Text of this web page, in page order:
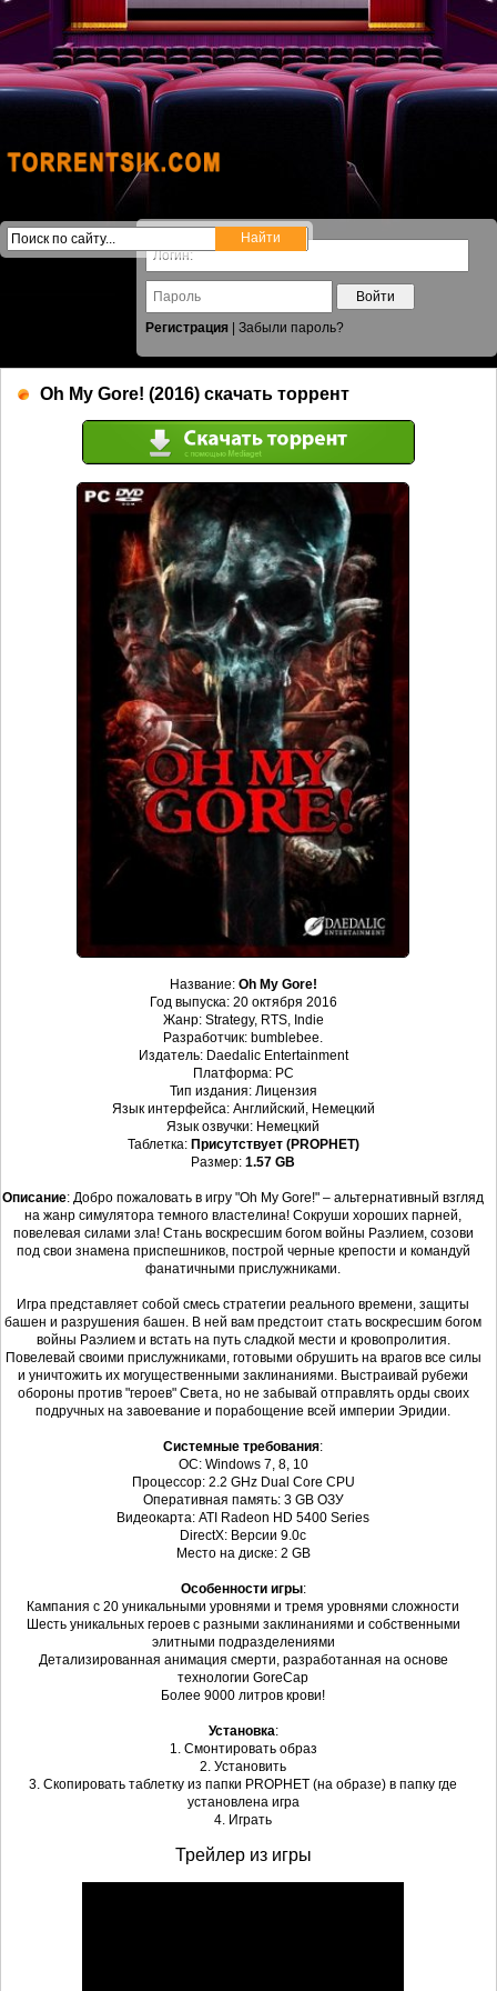
Войти
Регистрация
Забыли пароль?
Oh My Gore! (2016) скачать торрент
Название: Oh My Gore!
Год выпуска: 20 октября 2016
Жанр: Strategy, RTS, Indie
Разработчик: bumblebee.
Издатель: Daedalic Entertainment
Платформа: PC
Тип издания: Лицензия
Язык интерфейса: Английский, Немецкий
Язык озвучки: Немецкий
Таблетка: Присутствует (PROPHET)
Размер: 1.57 GB
Описание: Добро пожаловать в игру "Oh My Gore!" – альтернативный взгляд
на жанр симулятора темного властелина! Сокруши хороших парней,
повелевая силами зла! Стань воскресшим богом войны Раэлием, созови
под свои знамена приспешников, построй черные крепости и командуй
фанатичными прислужниками.
Игра представляет собой смесь стратегии реального времени, защиты
башен и разрушения башен. В ней вам предстоит стать воскресшим богом
войны Раэлием и встать на путь сладкой мести и кровопролития.
Повелевай своими прислужниками, готовыми обрушить на врагов все силы
и уничтожить их могущественными заклинаниями. Выстраивай рубежи
обороны против "героев" Света, но не забывай отправлять орды своих
подручных на завоевание и порабощение всей империи Эридии.
Системные требования:
ОС: Windows 7, 8, 10
Процессор: 2.2 GHz Dual Core CPU
Оперативная память: 3 GB ОЗУ
Видеокарта: ATI Radeon HD 5400 Series
DirectX: Версии 9.0c
Место на диске: 2 GB
Особенности игры:
Кампания с 20 уникальными уровнями и тремя уровнями сложности
Шесть уникальных героев с разными заклинаниями и собственными
элитными подразделениями
Детализированная анимация смерти, разработанная на основе
технологии GoreCap
Более 9000 литров крови!
Установка:
1. Смонтировать образ
2. Установить
3. Скопировать таблетку из папки PROPHET (на образе) в папку где
установлена игра
4. Играть
Трейлер из игры